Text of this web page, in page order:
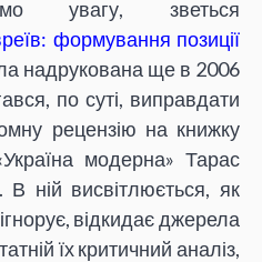
увагу, зветься
формування позиції
надрукована ще в 2006
по суті, виправдати
рецензію на книжку
модерна» Тарас
ній висвітлюється, як
відкидає джерела
їх критичний аналіз,